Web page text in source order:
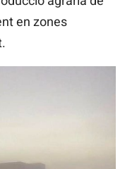
en zones